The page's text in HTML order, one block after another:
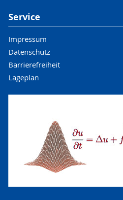
Service
Impressum
Datenschutz
Barrierefreiheit
Lageplan